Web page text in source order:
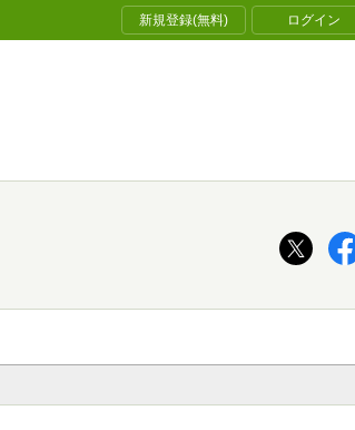
新規登録(無料) ログイン